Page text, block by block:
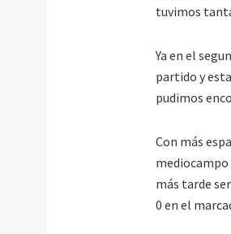
tuvimos
Ya en el
partido y
pudimos
Con más
mediocampo
más tarde
0 en el